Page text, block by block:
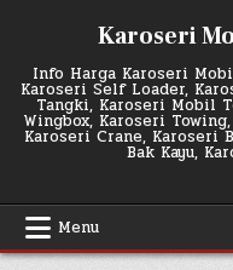
Karoseri
Info Harga Karoseri
Karoseri Self Loader,
Tangki, Karoseri Mobil
Wingbox, Karoseri
Karoseri Crane, Karoseri
Bak Kayu,
Menu